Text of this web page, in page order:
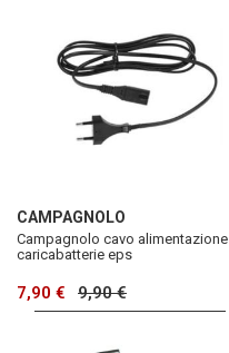
CAMPAGNOLO
Campagnolo cavo alimentazione
caricabatterie eps
7,90 € 9,90 €